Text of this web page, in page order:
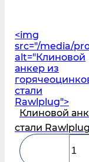
<img
src="/media/
alt="Клиновой
анкер из
стали
Rawlplug">
Клиновой
стали Rawlplug